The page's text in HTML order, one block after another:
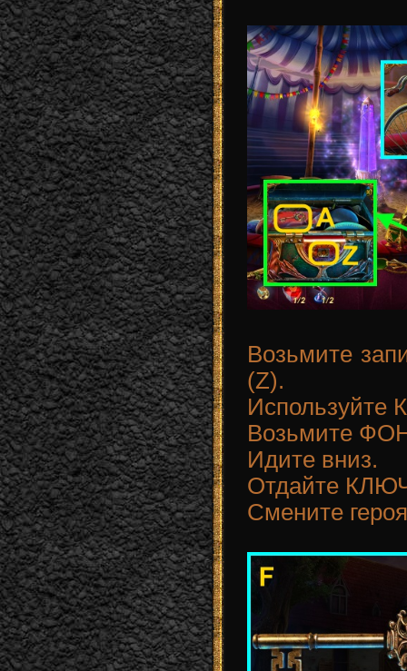
Возьмите
(Z).
Возьмите
Идите вниз.
Отдайте
Смените